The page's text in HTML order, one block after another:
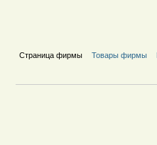
Страница фирмы Товары фирмы